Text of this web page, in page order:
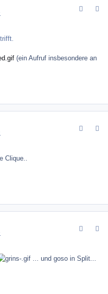
(ein Aufruf insbesondere an
Clique..
... und goso in Split...